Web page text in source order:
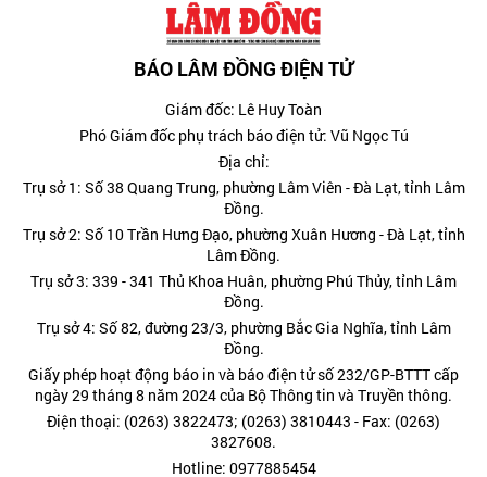
BÁO LÂM ĐỒNG ĐIỆN TỬ
Giám đốc: Lê Huy Toàn
Phó Giám đốc phụ trách báo điện tử: Vũ Ngọc Tú
Địa chỉ:
Trụ sở 1: Số 38 Quang Trung, phường Lâm Viên - Đà Lạt, tỉnh Lâm
Đồng.
Trụ sở 2: Số 10 Trần Hưng Đạo, phường Xuân Hương - Đà Lạt, tỉnh
Lâm Đồng.
Trụ sở 3: 339 - 341 Thủ Khoa Huân, phường Phú Thủy, tỉnh Lâm
Đồng.
Trụ sở 4: Số 82, đường 23/3, phường Bắc Gia Nghĩa, tỉnh Lâm
Đồng.
Giấy phép hoạt động báo in và báo điện tử số 232/GP-BTTT cấp
ngày 29 tháng 8 năm 2024 của Bộ Thông tin và Truyền thông.
Điện thoại: (0263) 3822473; (0263) 3810443 - Fax: (0263)
3827608.
Hotline: 0977885454